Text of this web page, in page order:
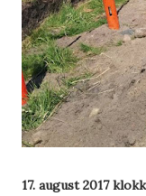
17. august 2017